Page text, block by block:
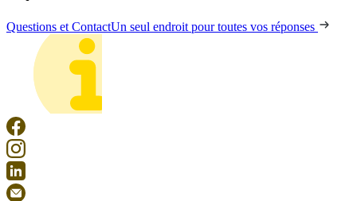
Questions et ContactUn seul endroit pour toutes vos réponses